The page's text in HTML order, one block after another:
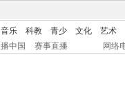
音乐 科教 青少 文化
艺术
中国 赛事直播 网络